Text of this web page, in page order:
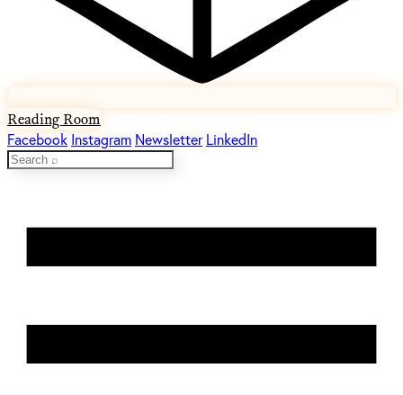
Reading Room
Facebook Instagram Newsletter LinkedIn